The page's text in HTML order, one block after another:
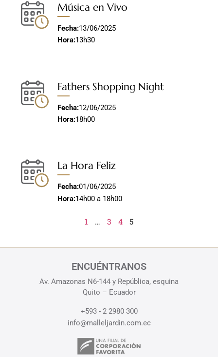
Música en Vivo
Fecha:13/06/2025
Hora:13h30
Fathers Shopping Night
Fecha:12/06/2025
Hora:18h00
La Hora Feliz
Fecha:01/06/2025
Hora:14h00 a 18h00
1 … 3 4 5
ENCUÉNTRANOS
Av. Amazonas N6-144 y República, esquina
Quito – Ecuador
+593 - 2 2980 300
info@malleljardin.com.ec